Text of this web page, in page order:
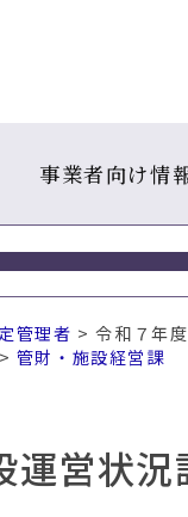
事業者向け情
管理者 > 令和７年
> 管財・施設経営課
運営状況